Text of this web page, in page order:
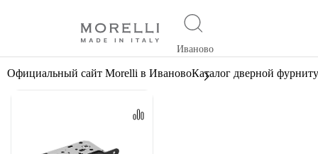
Иваново
Официальный сайт Morelli в ИвановоКаталог дверной